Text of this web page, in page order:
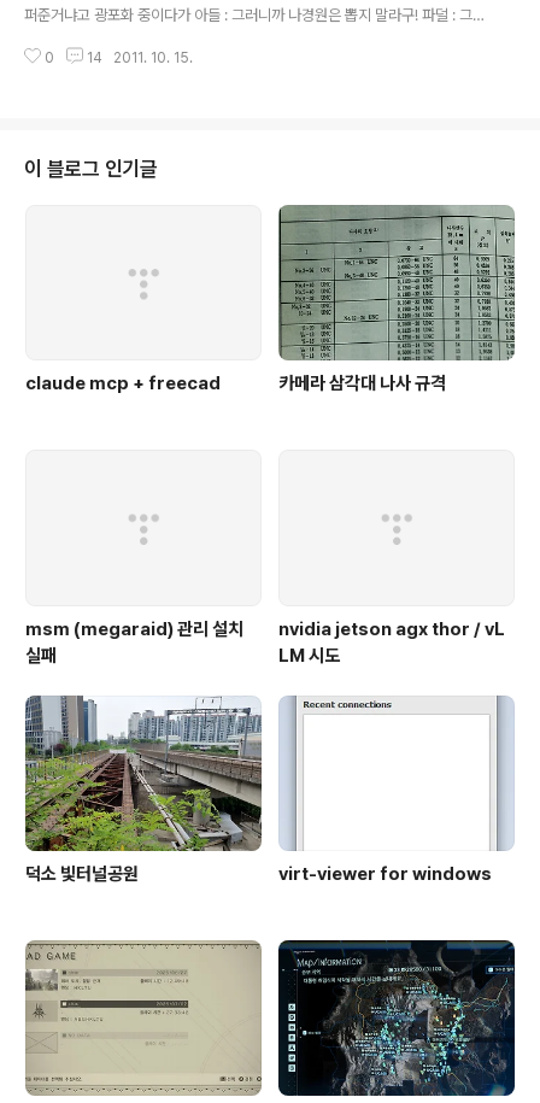
퍼준거냐고 광포화 중이다가 아들 : 그러니까 나경원은 뽑지 말라구! 파덜 : 그럼
데 (오홍?!) 파덜 : 그렇지~ 아덜 : 근데 안철수가 박원순 지지 하잖아 파덜 : 응
쿄 이렇게 천천히 납득을 시키는중 -_-v 아직 11일 남았으니 언넝 세뇌(?)를 시
켜 나경원만 안뽑게 해야지 -_-
0 14 2011. 10. 15.
이 블로그 인기글
claude mcp + freecad 카메라 삼각대 나사 규격
msm (megaraid) 관리 설치
실패
nvidia jetson agx thor / vL
LM 시도
덕소 빛터널공원 virt-viewer for windows